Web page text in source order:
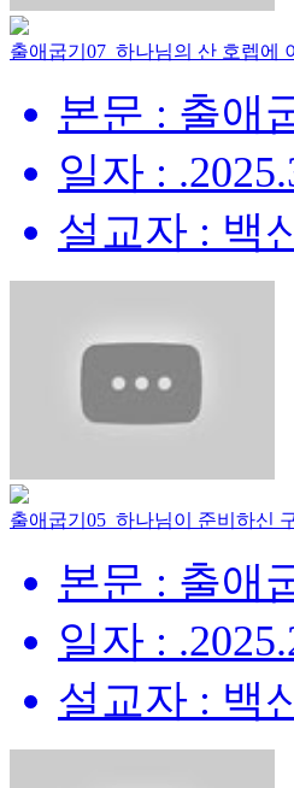
출애굽기07_하나님의 산 호렙에
본문 : 출애
일자 :
설교자 : 백
출애굽기05_하나님이 준비하신
본문 : 출애
일자 :
설교자 : 백